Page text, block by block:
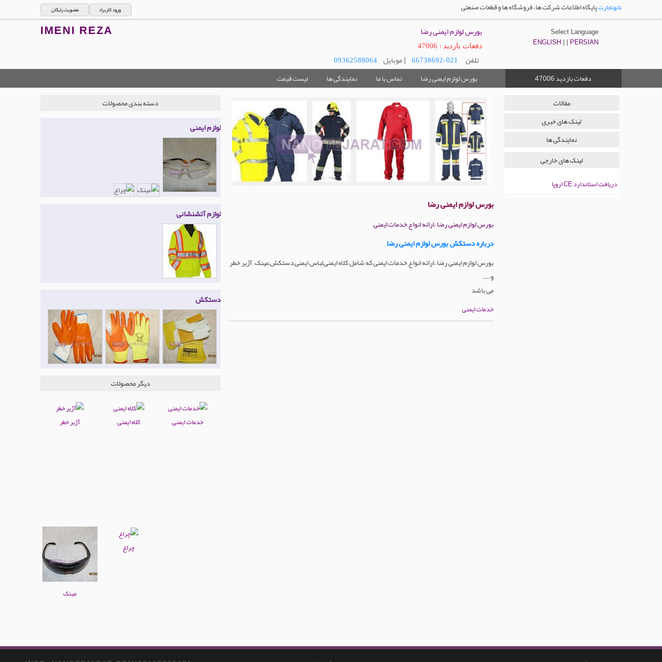
ورود کاربران عضویت رایگان نانوتجارتپایگاه اطلاعات شرکت ها، فروشگاه ها و قطعات صنعتی
IMENI REZA بورس لوازم ایمنی رضا
دفعات بازدید : 47006
تلفن 021-66738692 | موبایل 09362588064
Select Language
ENGLISH
PERSIAN
بورس لوازم ایمنی رضا تماس با ما نمایندگی ها لیست قیمت دفعات بازدید 47006
دسته بندی محصولات
لوازم ایمنی
لوازم آتشنشانی
دستکش
دیگر محصولات
آژیر خطر کلاه ایمنی خدمات ایمنی
عینک
چراغ
بورس لوازم ایمنی رضا
بورس لوازم ایمنی رضا ،ارائه انواع خدمات ایمنی
درباره دستکش بورس لوازم ایمنی رضا
بورس لوازم ایمنی رضا ،ارائه انواع خدمات ایمنی که شامل کلاه ایمنی,لباس ایمنی,دستکش,عینک , آژیر خطر
و....
می باشد
خدمات ایمنی
مقالات
لینک های خبری
نمایندگی ها
لینک های خارجی
دریافت استاندارد CE اروپا